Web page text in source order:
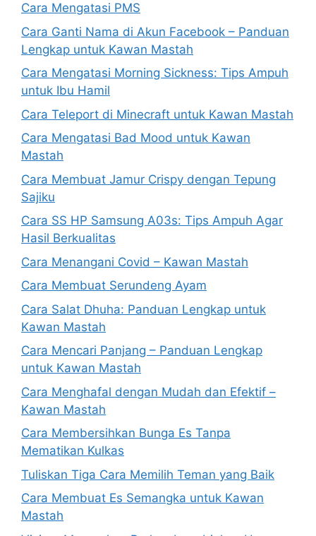
Cara Mengatasi PMS
Cara Ganti Nama di Akun Facebook – Panduan
Lengkap untuk Kawan Mastah
Cara Mengatasi Morning Sickness: Tips Ampuh
untuk Ibu Hamil
Cara Teleport di Minecraft untuk Kawan Mastah
Cara Mengatasi Bad Mood untuk Kawan
Mastah
Cara Membuat Jamur Crispy dengan Tepung
Sajiku
Cara SS HP Samsung A03s: Tips Ampuh Agar
Hasil Berkualitas
Cara Menangani Covid – Kawan Mastah
Cara Membuat Serundeng Ayam
Cara Salat Dhuha: Panduan Lengkap untuk
Kawan Mastah
Cara Mencari Panjang – Panduan Lengkap
untuk Kawan Mastah
Cara Menghafal dengan Mudah dan Efektif –
Kawan Mastah
Cara Membersihkan Bunga Es Tanpa
Mematikan Kulkas
Tuliskan Tiga Cara Memilih Teman yang Baik
Cara Membuat Es Semangka untuk Kawan
Mastah